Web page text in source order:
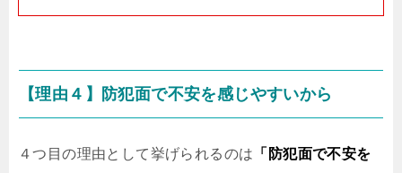
【理由４】防犯面で不安を感じやすいから
４つ目の理由として挙げられるのは 「防犯面で不安を